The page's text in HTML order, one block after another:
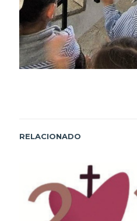
RELACIONADO